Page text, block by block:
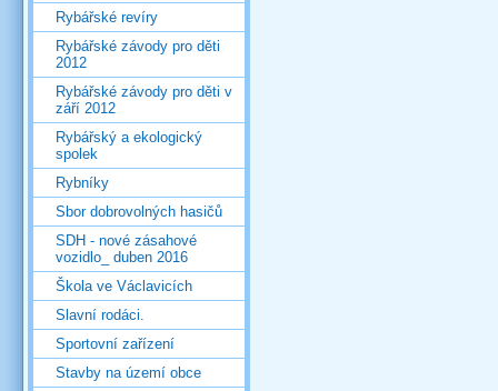
Rybářské revíry
Rybářské závody pro děti
2012
Rybářské závody pro děti v
září 2012
Rybářský a ekologický
spolek
Rybníky
Sbor dobrovolných hasičů
SDH - nové zásahové
vozidlo_ duben 2016
Škola ve Václavicích
Slavní rodáci.
Sportovní zařízení
Stavby na území obce